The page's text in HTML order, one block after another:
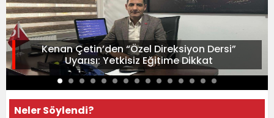
Kenan Çetin’den “Özel Direksiyon Dersi”
Uyarısı: Yetkisiz Eğitime Dikkat
Neler Söylendi?